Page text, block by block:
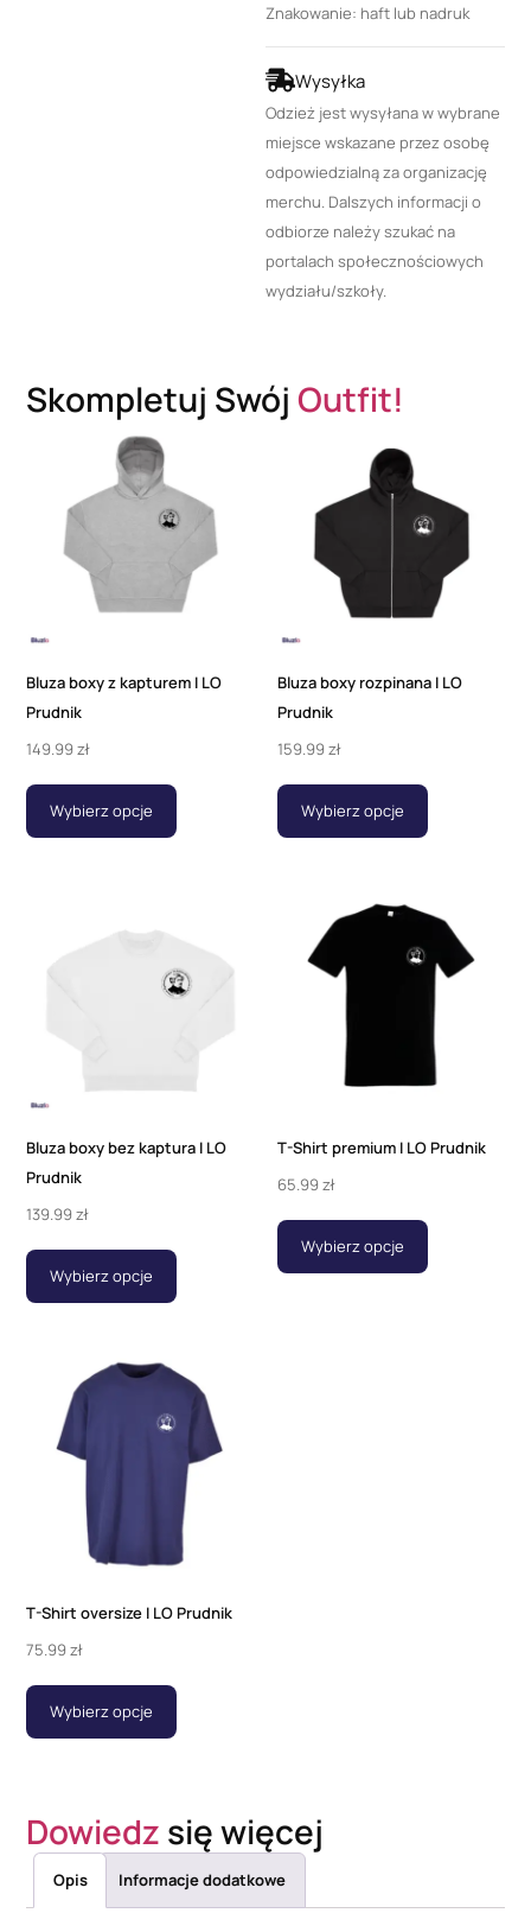
Znakowanie: haft lub nadruk
Wysyłka
Odzież jest wysyłana w wybrane
miejsce wskazane przez osobę
odpowiedzialną za organizację
merchu. Dalszych informacji o
odbiorze należy szukać na
portalach społecznościowych
wydziału/szkoły.
Skompletuj SwójOutfit!
Bluza boxy z kapturem I LO
Prudnik
149.99zł
Wybierz opcje
Bluza boxy rozpinana I LO
Prudnik
159.99 zł
Wybierz opcje
Bluza boxy bez kaptura I LO
Prudnik
139.99zł
Wybierz opcje
T-Shirt premium I LO Prudnik
65.99 zł
Wybierz opcje
T-Shirt oversize I LO Prudnik
75.99zł
Wybierz opcje
Dowiedz się więcej
Opis Informacje dodatkowe